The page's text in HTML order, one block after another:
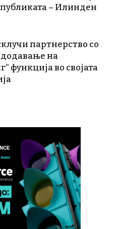
– Илинден
партнерство со
додавање на
функција во својата